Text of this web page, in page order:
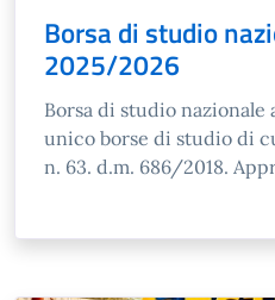
Borsa di studio
2025/2026
Borsa di studio nazionale
unico borse di studio di
n. 63. d.m. 686/2018.